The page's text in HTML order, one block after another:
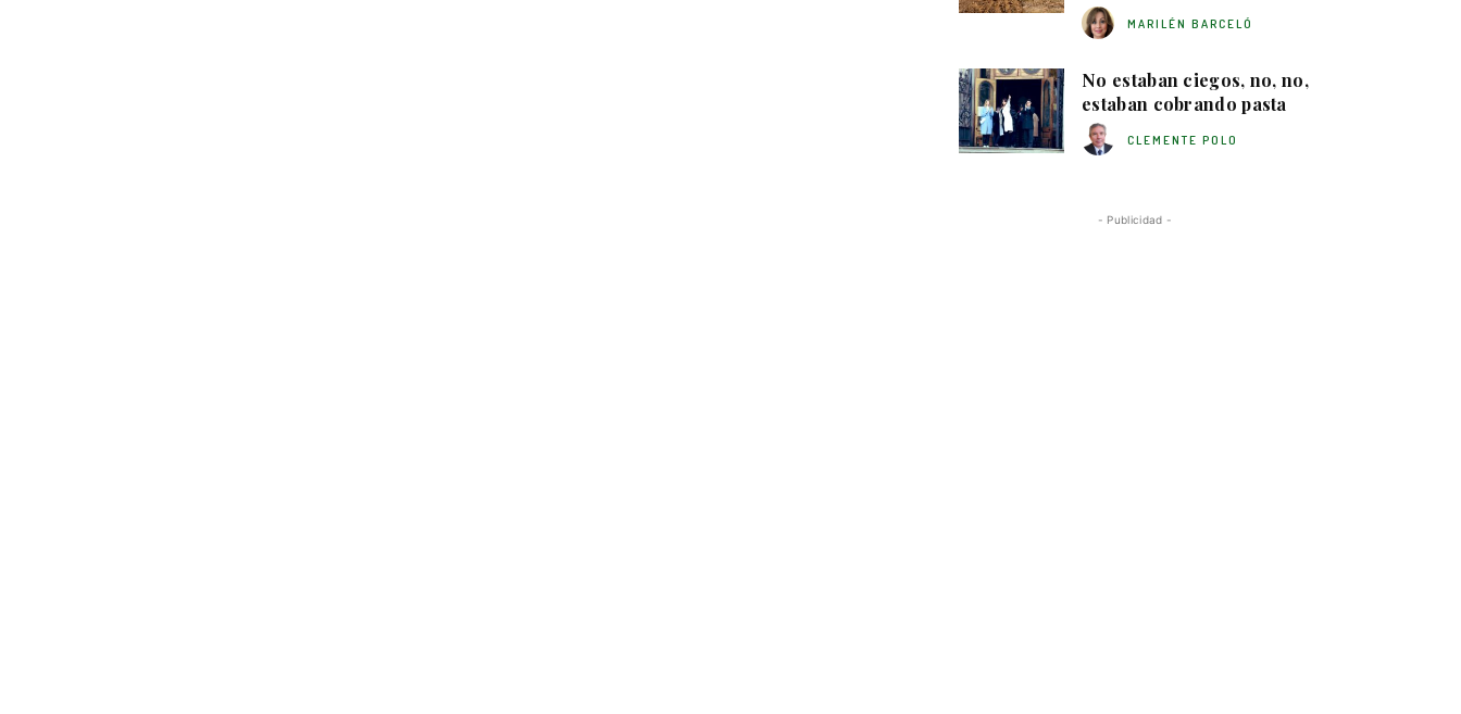
MARILÉN BARCELÓ
No estaban ciegos, no, no,
estaban cobrando pasta
CLEMENTE POLO
- Publicidad -